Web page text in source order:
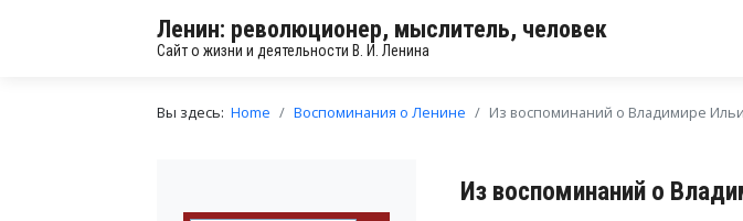
Ленин: революционер, мыслитель, человек
Сайт о жизни и деятельности В. И. Ленина
Вы здесь: Home Воспоминания о Ленине Из воспоминаний о Владимире
Из воспоминаний о